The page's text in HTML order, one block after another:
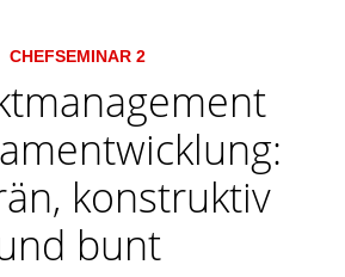
CHEFSEMINAR 2
konstruktiv
bunt